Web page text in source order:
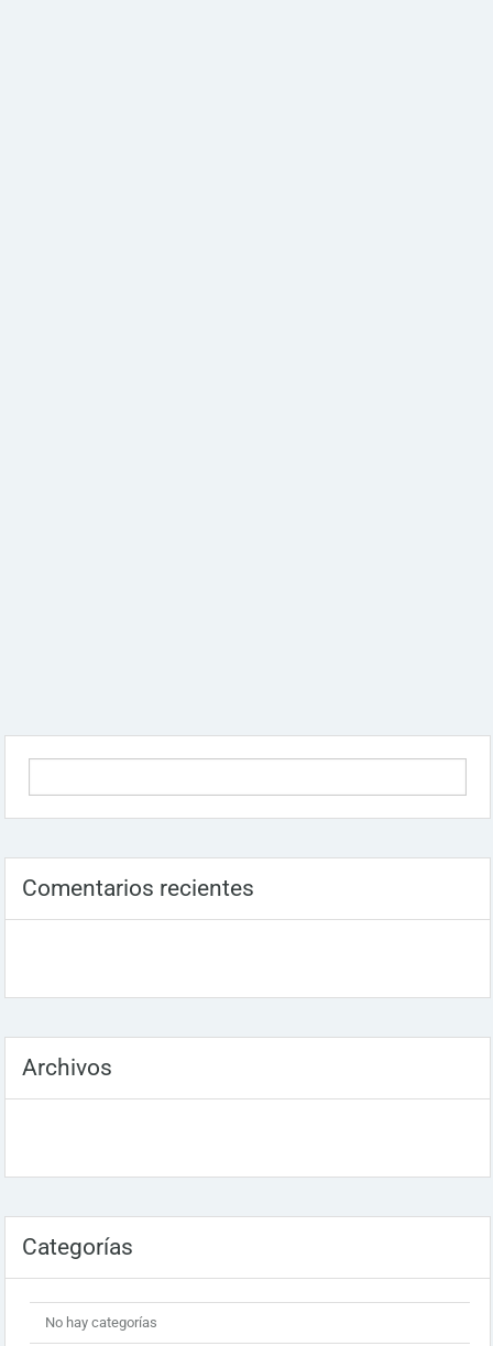
Comentarios recientes
Archivos
Categorías
No hay categorías